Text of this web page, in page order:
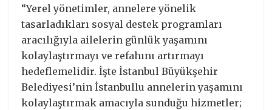
“Yerel yönetimler, annelere yönelik
tasarladıkları sosyal destek programları
aracılığıyla ailelerin günlük yaşamını
kolaylaştırmayı ve refahını artırmayı
hedeflemelidir. İşte İstanbul Büyükşehir
Belediyesi’nin İstanbullu annelerin yaşamını
kolaylaştırmak amacıyla sunduğu hizmetler;